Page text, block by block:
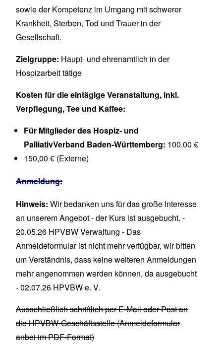
sowie der Kompetenz im Umgang mit schwerer
Krankheit, Sterben, Tod und Trauer in der
Gesellschaft.
Zielgruppe: Haupt- und ehrenamtlich in der
Hospizarbeit tätige
Kosten für die eintägige Veranstaltung, inkl.
Verpflegung, Tee und Kaffee:
Für Mitglieder des Hospiz- und
PalliativVerband Baden-Württemberg: 100,00 €
150,00 € (Externe)
Anmeldung:
Hinweis: Wir bedanken uns für das große Interesse
an unserem Angebot - der Kurs ist ausgebucht. -
20.05.26 HPVBW Verwaltung - Das
Anmeldeformular ist nicht mehr verfügbar, wir bitten
um Verständnis, dass keine weiteren Anmeldungen
mehr angenommen werden können, da ausgebucht
- 02.07.26 HPVBW e. V.
Ausschließlich schriftlich per E-Mail oder Post an
die HPVBW-Geschäftsstelle (Anmeldeformular
anbei im PDF-Format)